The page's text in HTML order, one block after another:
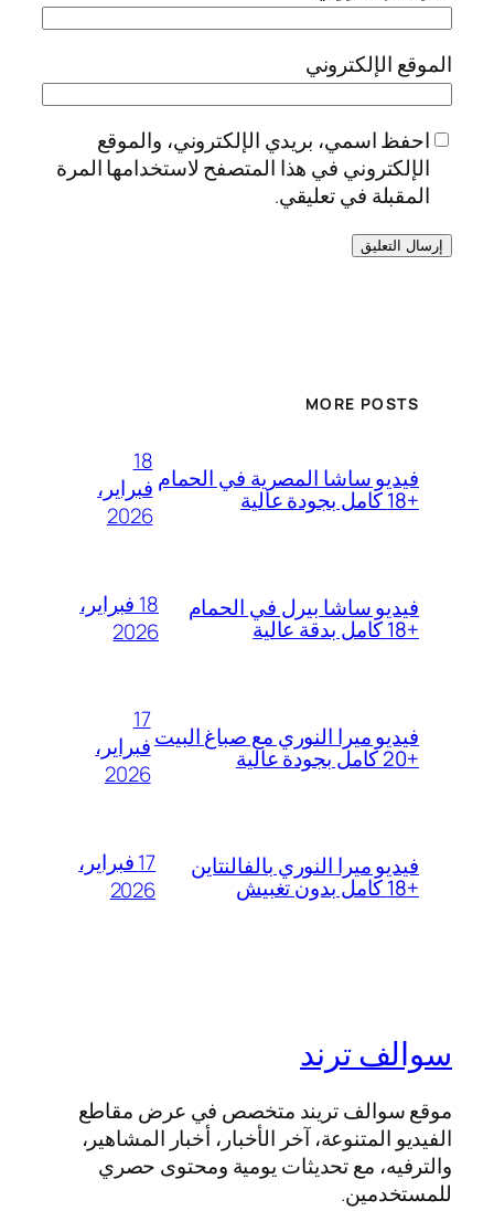
الموقع الإلكتروني
احفظ اسمي، بريدي الإلكتروني، والموقع
الإلكتروني في هذا المتصفح لاستخدامها المرة
المقبلة في تعليقي.
MORE POSTS
فيديو ساشا المصرية في الحمام
+18 كامل بجودة عالية
18
فبراير،
2026
فيديو ساشا بيرل في الحمام
+18 كامل بدقة عالية
18 فبراير،
2026
فيديو ميرا النوري مع صباغ البيت
+20 كامل بجودة عالية
17
فبراير،
2026
فيديو ميرا النوري بالفالنتاين
+18 كامل بدون تغبيش
17 فبراير،
2026
سوالف ترند
موقع سوالف تريند متخصص في عرض مقاطع
الفيديو المتنوعة، آخر الأخبار، أخبار المشاهير،
والترفيه، مع تحديثات يومية ومحتوى حصري
للمستخدمين.